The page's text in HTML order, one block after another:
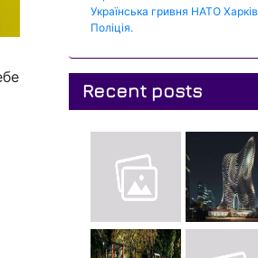
Українська гривня НАТО Харків
Поліція.
Recent posts